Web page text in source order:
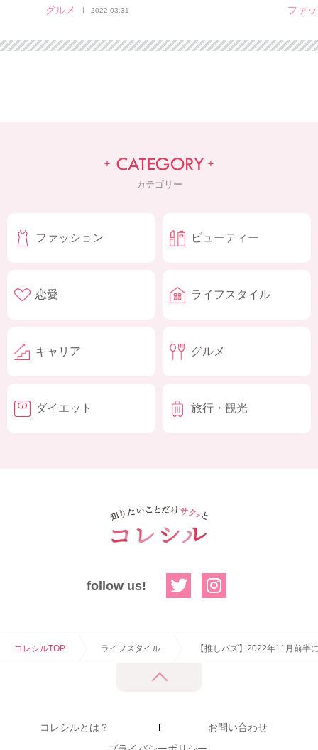
グルメ
2022.03.31
ファ
カテゴリー
ファッション ビューティー
恋愛 ライフスタイル
キャリア グルメ
ダイエット 旅行・観光
follow us!
コレシルTOP ライフスタイル 【推しバズ】2022年11月前半
コレシルとは？
お問い合わせ